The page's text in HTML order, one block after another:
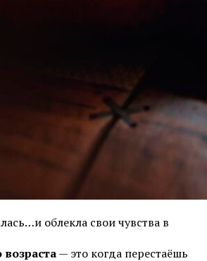
облекла свои чувства в
— это когда перестаёшь